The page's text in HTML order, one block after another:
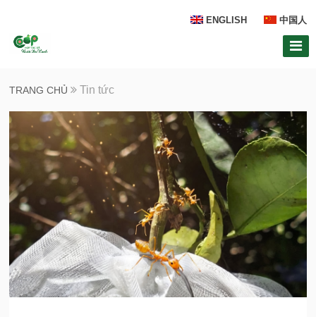
ENGLISH 中国人
TRANG CHỦ Tin tức